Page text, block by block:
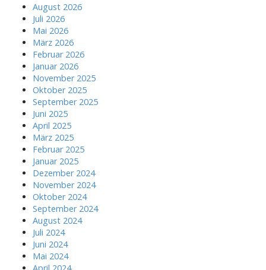
August 2026
Juli 2026
Mai 2026
März 2026
Februar 2026
Januar 2026
November 2025
Oktober 2025
September 2025
Juni 2025
April 2025
März 2025
Februar 2025
Januar 2025
Dezember 2024
November 2024
Oktober 2024
September 2024
August 2024
Juli 2024
Juni 2024
Mai 2024